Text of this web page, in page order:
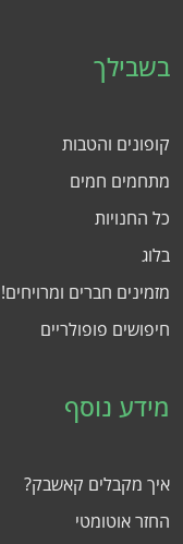
בשבילך
קופונים והטבות
מתחמים חמים
כל החנויות
בלוג
מזמינים חברים ומרויחים!
חיפושים פופולריים
מידע נוסף
איך מקבלים קאשבק?
החזר אוטומטי